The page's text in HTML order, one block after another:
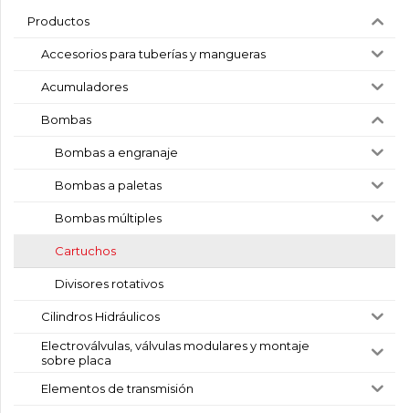
Productos
Accesorios para tuberías y mangueras
Acumuladores
Bombas
Bombas a engranaje
Bombas a paletas
Bombas múltiples
Cartuchos
Divisores rotativos
Cilindros Hidráulicos
Electroválvulas, válvulas modulares y montaje
sobre placa
Elementos de transmisión